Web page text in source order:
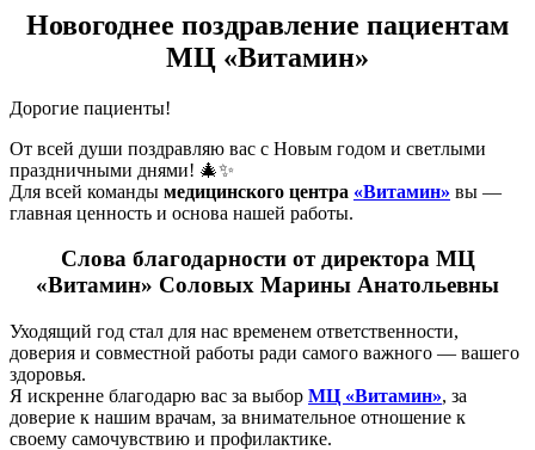
Новогоднее поздравление пациентам
МЦ «Витамин»
Дорогие пациенты!
От всей души поздравляю вас с Новым годом и светлыми
праздничными днями! 🎄✨
Для всей команды медицинского центра «Витамин» вы —
главная ценность и основа нашей работы.
Слова благодарности от директора МЦ
«Витамин» Соловых Марины Анатольевны
Уходящий год стал для нас временем ответственности,
доверия и совместной работы ради самого важного — вашего
здоровья.
Я искренне благодарю вас за выбор МЦ «Витамин», за
доверие к нашим врачам, за внимательное отношение к
своему самочувствию и профилактике.